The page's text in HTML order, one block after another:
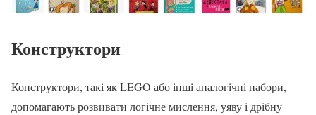
Конструктори
Конструктори, такі як LEGO або інші аналогічні набори,
допомагають розвивати логічне мислення, уяву і дрібну